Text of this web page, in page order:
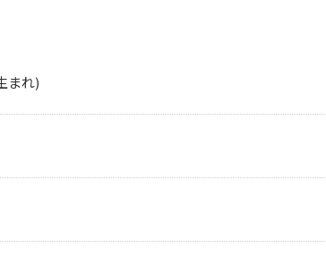
まれ)